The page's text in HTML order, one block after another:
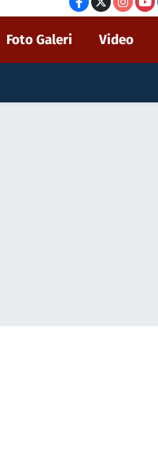
Foto Galeri Video